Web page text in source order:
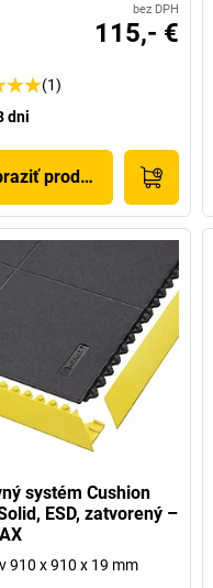
bez DPH
115,- €
(1)
dni
produkt
systém Cushion
ESD, zatvorený –
910 x 910 x 19 mm